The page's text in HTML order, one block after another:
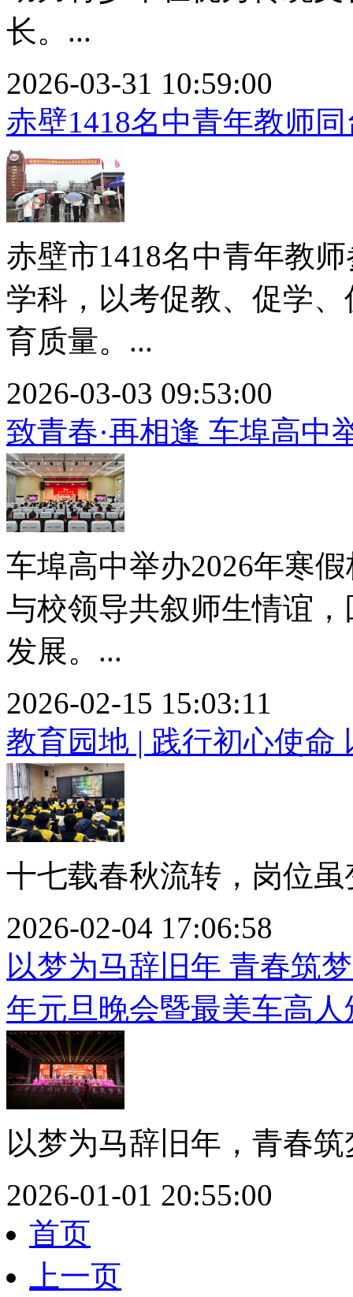
长。...
2026-03-31 10:59:00
赤壁1418名中青年教师
赤壁市1418名中青年教
学科，以考促教、促学
育质量。...
2026-03-03 09:53:00
致青春·再相逢 车埠高中
车埠高中举办2026年寒
与校领导共叙师生情谊
发展。...
2026-02-15 15:03:11
教育园地 | 践行初心使命
十七载春秋流转，岗位
2026-02-04 17:06:58
以梦为马辞旧年 青春筑
年元旦晚会暨最美车高
以梦为马辞旧年，青春
2026-01-01 20:55:00
首页
上一页